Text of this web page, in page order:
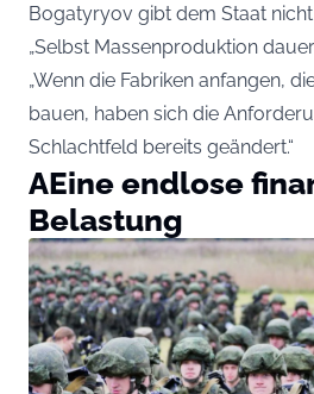
Bogatyryov gibt dem Staat
„Selbst Massenproduktion
„Wenn die Fabriken anfangen,
bauen, haben sich die
Schlachtfeld bereits geändert.“
AEine endlose
Belastung